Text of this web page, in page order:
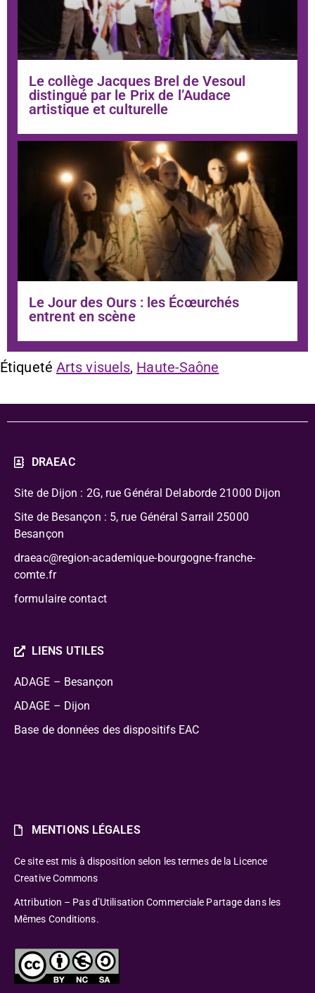
Le collège Jacques Brel de Vesoul
distingué par le Prix de l’Audace
artistique et culturelle
Le Jour des Ours : les Écœurchés
entrent en scène
Étiqueté Arts visuels, Haute-Saône
DRAEAC
Site de Dijon : 2G, rue Général Delaborde 21000 Dijon
Site de Besançon : 5, rue Général Sarrail 25000
Besançon
draeac@region-academique-bourgogne-franche-
comte.fr
formulaire contact
LIENS UTILES
ADAGE – Besançon
ADAGE – Dijon
Base de données des dispositifs EAC
MENTIONS LÉGALES
Ce site est mis à disposition selon les termes de la Licence
Creative Commons
Attribution – Pas d’Utilisation Commerciale Partage dans les
Mêmes Conditions.